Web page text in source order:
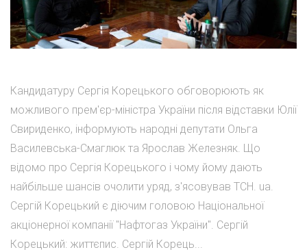
Кандидатуру Сергія Корецького обговорюють як
можливого прем'єр-міністра України після відставки Юлії
Свириденко, інформують народні депутати Ольга
Василевська-Смаглюк та Ярослав Железняк. Що
відомо про Сергія Корецького і чому йому дають
найбільше шансів очолити уряд, з'ясовував ТСН. ua.
Сергій Корецький є діючим головою Національної
акціонерної компанії "Нафтогаз України". Сергій
Корецький: життєпис. Сергій Корець...